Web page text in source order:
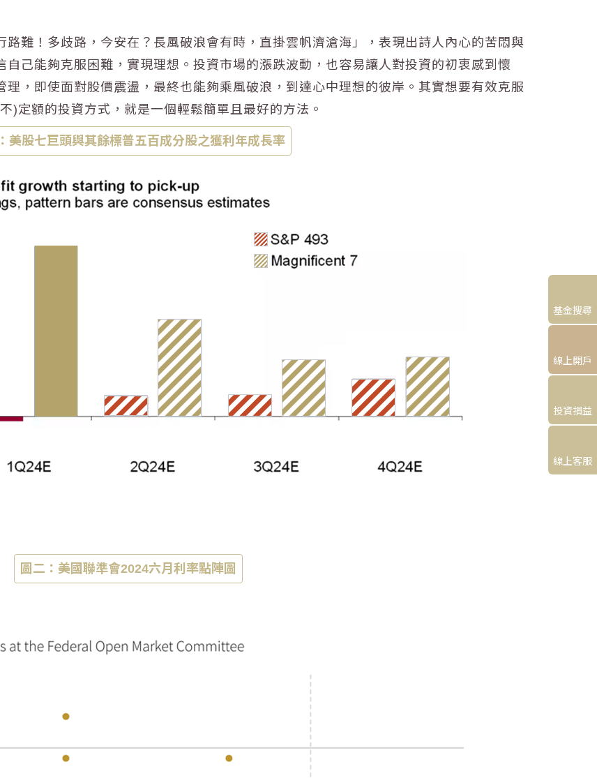
難！多歧路，今安在？長風破浪會有時，直掛雲帆濟滄海」，表現出詩人內心的苦悶與
己能夠克服困難，實現理想。投資市場的漲跌波動，也容易讓人對投資的初衷感到懷
，即使面對股價震盪，最終也能夠乘風破浪，到達心中理想的彼岸。其實想要有效克服
)定額的投資方式，就是一個輕鬆簡單且最好的方法。
美股七巨頭與其餘標普五百成分股之獲利年成長率
圖二：美國聯準會2024六月利率點陣圖
基金搜尋
線上開戶
投資損益
線上客服